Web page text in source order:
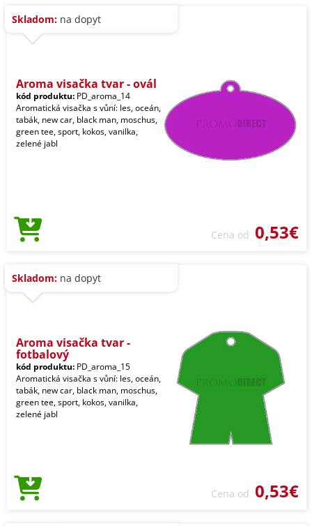
Skladom: na dopyt
Aroma visačka tvar - ovál
kód produktu: PD_aroma_14
Aromatická visačka s vůní: les, oceán,
tabák, new car, black man, moschus,
green tee, sport, kokos, vanilka,
zelené jabl
Cena od 0,53€
Skladom: na dopyt
Aroma visačka tvar -
fotbalový
kód produktu: PD_aroma_15
Aromatická visačka s vůní: les, oceán,
tabák, new car, black man, moschus,
green tee, sport, kokos, vanilka,
zelené jabl
Cena od 0,53€